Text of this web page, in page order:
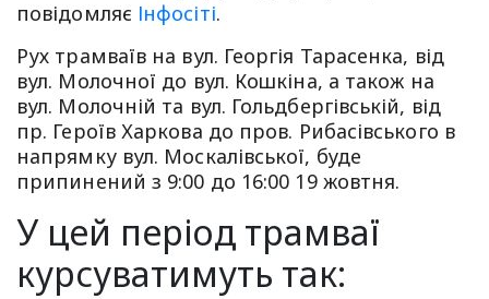
повідомляє Інфосіті.
Рух трамваїв на вул. Георгія Тарасенка, від
вул. Молочної до вул. Кошкіна, а також на
вул. Молочній та вул. Гольдбергівській, від
пр. Героїв Харкова до пров. Рибасівського в
напрямку вул. Москалівської, буде
припинений з 9:00 до 16:00 19 жовтня.
У цей період трамваї
курсуватимуть так: